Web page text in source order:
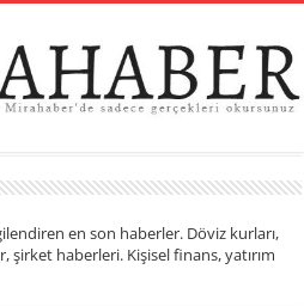
en son haberler. Döviz kurları,
şirket haberleri. Kişisel finans, yatırım